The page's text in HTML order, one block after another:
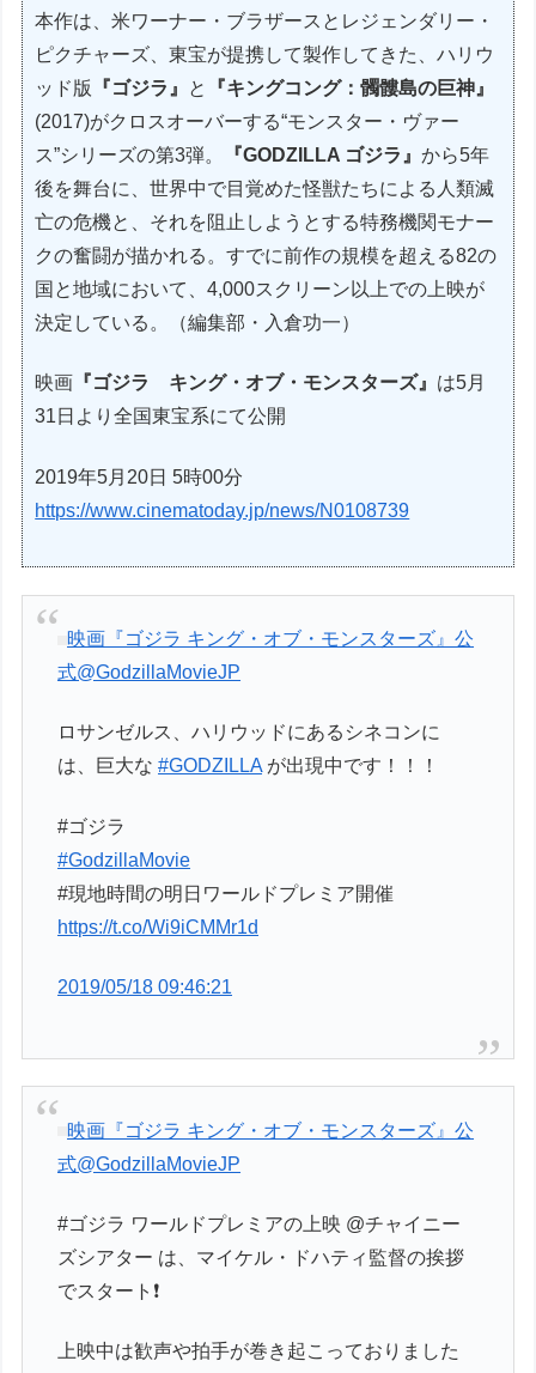
本作は、米ワーナー・ブラザースとレジェンダリー・
ピクチャーズ、東宝が提携して製作してきた、ハリウ
ッド版
『ゴジラ』 と
『キングコング：髑髏島の巨神』
(2017)がクロスオーバーする“モンスター・ヴァー
ス”シリーズの第3弾。
『GODZILLA ゴジラ』から5年
後を舞台に、世界中で目覚めた怪獣たちによる人類滅
亡の危機と、それを阻止しようとする特務機関モナー
クの奮闘が描かれる。すでに前作の規模を超える82の
国と地域において、4,000スクリーン以上での上映が
決定している。（編集部・入倉功一）
映画 『ゴジラ キング・オブ・モンスターズ』 は5月
31日より全国東宝系にて公開
2019年5月20日 5時00分
https://www.cinematoday.jp/news/N0108739
映画『ゴジラ キング・オブ・モンスターズ』公
式@GodzillaMovieJP
ロサンゼルス、ハリウッドにあるシネコンに
は、巨大な#GODZILLA が出現中です！！！
#ゴジラ
#GodzillaMovie
#現地時間の明日ワールドプレミア開催
https://t.co/Wi9iCMMr1d
2019/05/18 09:46:21
映画『ゴジラ キング・オブ・モンスターズ』公
式@GodzillaMovieJP
#ゴジラ ワールドプレミアの上映 @チャイニー
ズシアター は、マイケル・ドハティ監督の挨拶
でスタート❗️
上映中は歓声や拍手が巻き起こっておりました